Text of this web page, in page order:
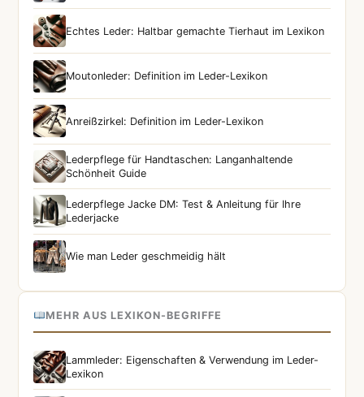
Echtes Leder: Haltbar gemachte Tierhaut im Lexikon
Moutonleder: Definition im Leder-Lexikon
Anreißzirkel: Definition im Leder-Lexikon
Lederpflege für Handtaschen: Langanhaltende
Schönheit Guide
Lederpflege Jacke DM: Test & Anleitung für Ihre
Lederjacke
Wie man Leder geschmeidig hält
MEHR AUS LEXIKON-BEGRIFFE
Lammleder: Eigenschaften & Verwendung im Leder-
Lexikon